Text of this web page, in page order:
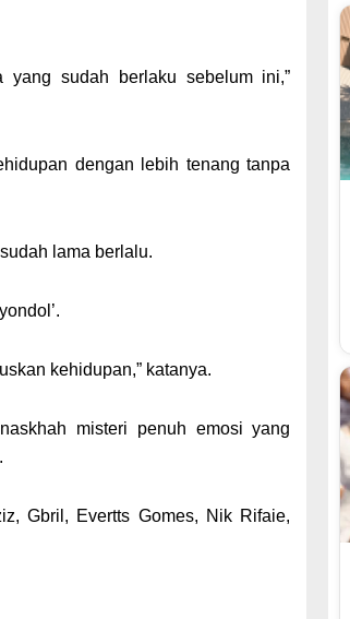
yang sudah berlaku sebelum ini,”
dengan lebih tenang tanpa
lama berlalu.
kehidupan,” katanya.
misteri penuh emosi yang
Gbril, Evertts Gomes, Nik Rifaie,